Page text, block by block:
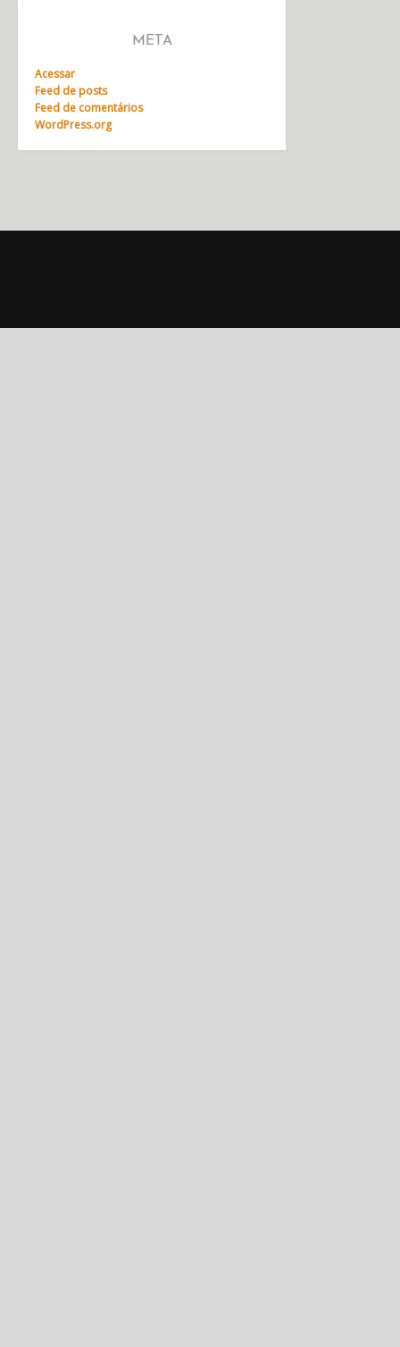
META
Acessar
Feed de posts
Feed de comentários
WordPress.org